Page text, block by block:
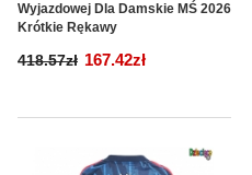
Wyjazdowej Dla Damskie MŚ 2026
Krótkie Rękawy
418.57zł 167.42zł